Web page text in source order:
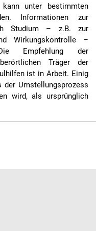
kann unter bestimmten
Informationen zur
Studium – z.B. zur
Wirkungskontrolle –
Empfehlung der
Träger der
ist in Arbeit. Einig
Umstellungsprozess
wird, als ursprünglich